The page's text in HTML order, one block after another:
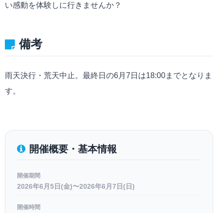
い感動を体験しに行きませんか？
備考
雨天決行・荒天中止。最終日の6月7日は18:00までとなりま
す。
開催概要・基本情報
開催期間
2026年6月5日(金)〜2026年6月7日(日)
開催時間